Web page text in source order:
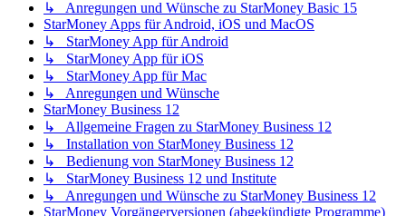
↳ Anregungen und Wünsche zu StarMoney Basic 15
StarMoney Apps für Android, iOS und MacOS
↳ StarMoney App für Android
↳ StarMoney App für iOS
↳ StarMoney App für Mac
↳ Anregungen und Wünsche
StarMoney Business 12
↳ Allgemeine Fragen zu StarMoney Business 12
↳ Installation von StarMoney Business 12
↳ Bedienung von StarMoney Business 12
↳ StarMoney Business 12 und Institute
↳ Anregungen und Wünsche zu StarMoney Business 12
StarMoney Vorgängerversionen (abgekündigte Programme)